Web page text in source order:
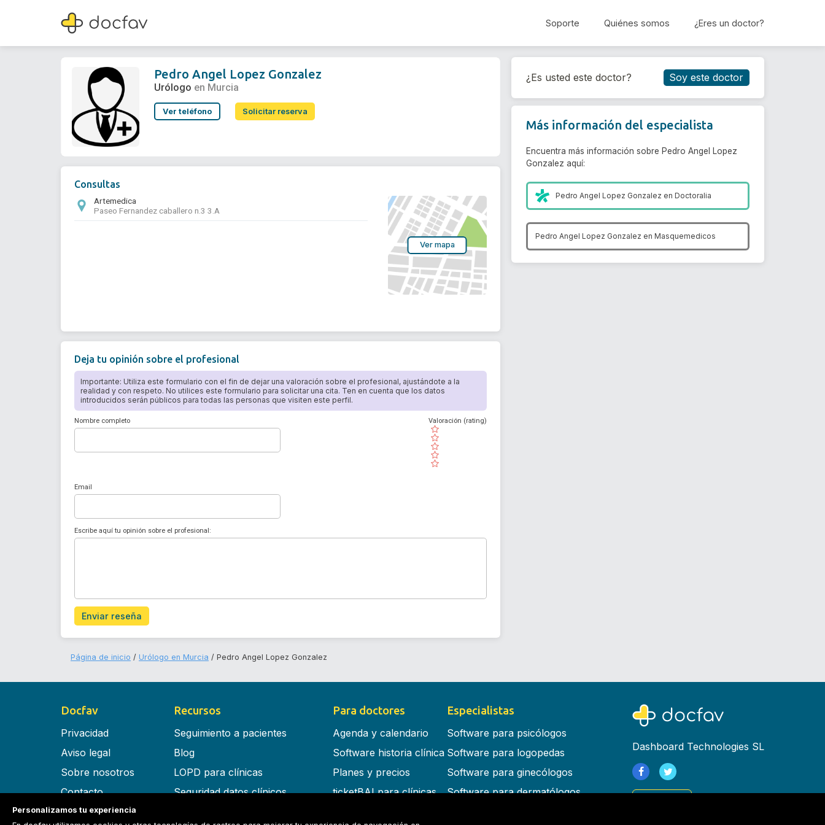
Soporte Quiénes somos ¿Eres un doctor?
Pedro Angel Lopez Gonzalez
Urólogo
Reservar cita
Pedro Angel Lopez Gonzalez
Urólogo en Murcia
Ver teléfono Solicitar reserva
Consultas
Artemedica
Paseo Fernandez caballero n.3 3.A
Ver mapa
Deja tu opinión sobre el profesional
Importante: Utiliza este formulario con el fin de dejar una valoración sobre el profesional, ajustándote a la
realidad y con respeto. No utilices este formulario para solicitar una cita. Ten en cuenta que los datos
introducidos serán públicos para todas las personas que visiten este perfil.
Nombre completo
( )
( )
( )
( )
( )
Valoración (rating)
Email
Escribe aquí tu opinión sobre el profesional:
Enviar reseña
¿Es usted este doctor? Soy este doctor
Más información del especialista
Encuentra más información sobre Pedro Angel Lopez
Gonzalez aquí:
Pedro Angel Lopez Gonzalez enDoctoralia
Pedro Angel Lopez Gonzalez en Masquemedicos
Página de inicio Urólogo en Murcia Pedro Angel Lopez Gonzalez
Docfav
Privacidad
Aviso legal
Sobre nosotros
Contacto
Términos y condiciones
Recursos
Seguimiento a pacientes
Blog
LOPD para clínicas
Seguridad datos clínicos
Para doctores
Agenda y calendario
Software historia clínica
Planes y precios
ticketBAI para clínicas
Especialistas
Software para psicólogos
Software para logopedas
Software para ginecólogos
Software para dermatólogos
Dashboard Technologies SL
Personalizamos tu experiencia